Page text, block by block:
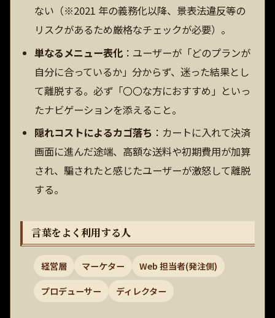
ない（※2021 年の義務化以降、景表法違反等の
リスクがあるため厳格なチェックが必要）。
単なるメニュー表化：ユーザーが「どのプランが
自分に合っているか」分からず、迷った結果とし
て離脱する。必ず「〇〇な方におすすめ」といっ
たナビゲーションを添えること。
隠れコストによるカゴ落ち ：カートに入れて決済
画面に進んだ途端、高額な送料や初期費用が加算
され、騙されたと感じたユーザーが激怒して離脱
する。
言葉をよく利用する人
経営層 マーケター Web 担当者(発注側)
プロデューサー ディレクター